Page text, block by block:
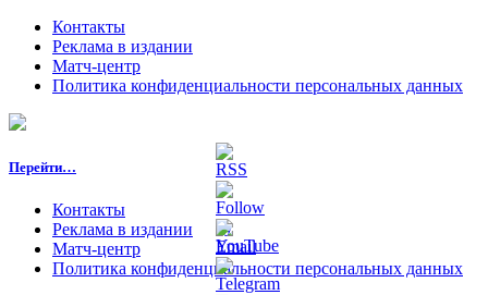
Контакты
Реклама в издании
Матч-центр
Политика конфиденциальности персональных данных
Перейти…
Контакты
Реклама в издании
Матч-центр
Политика конфиденциальности персональных данных